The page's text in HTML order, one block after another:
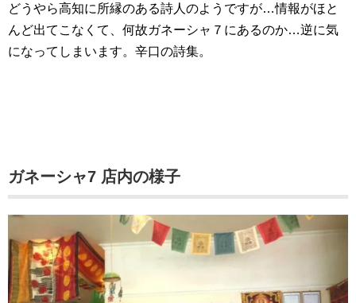
どうやら高知に所縁のある詩人のようですが…情報がほと
んど出てこなくて、何故ガネーシャ７にあるのか…逆に気
になってしまいます。辛口の詩集。
ガネーシャ7 店内の様子